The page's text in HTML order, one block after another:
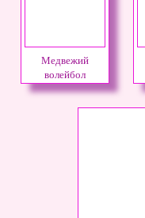
Медвежий
волейбол